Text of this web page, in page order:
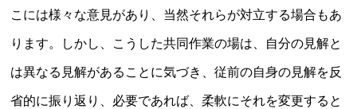
こには様々な意見があり、当然それらが対立する場合もあ
ります。しかし、こうした共同作業の場は、自分の見解と
は異なる見解があることに気づき、従前の自身の見解を反
省的に振り返り、必要であれば、柔軟にそれを変更すると